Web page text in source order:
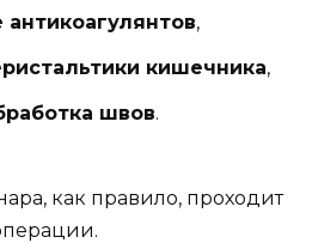
антикоагулянтов,
кишечника,
швов.
как правило, проходит